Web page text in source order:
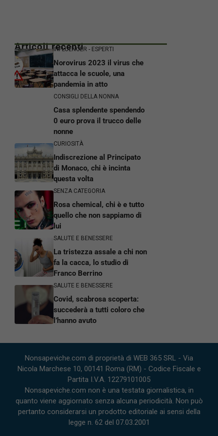
Articoli recentiINFLUENCER - ESPERTI
Norovirus 2023 il virus che
attacca le scuole, una
pandemia in atto
CONSIGLI DELLA NONNA
Casa splendente spendendo
0 euro prova il trucco delle
nonne
CURIOSITÀ
Indiscrezione al Principato
di Monaco, chi è incinta
questa volta
SENZA CATEGORIA
Rosa chemical, chi è e tutto
quello che non sappiamo di
lui
SALUTE E BENESSERE
La tristezza assale a chi non
fa la cacca, lo studio di
Franco Berrino
SALUTE E BENESSERE
Covid, scabrosa scoperta:
succederà a tutti coloro che
l’hanno avuto
Nonsapeviche.com di proprietà di WEB 365 SRL - Via
Nicola Marchese 10, 00141 Roma (RM) - Codice Fiscale e
Partita I.V.A. 12279101005
Nonsapeviche.com non è una testata giornalistica, in
quanto viene aggiornato senza alcuna periodicità. Non può
pertanto considerarsi un prodotto editoriale ai sensi della
legge n. 62 del 07.03.2001